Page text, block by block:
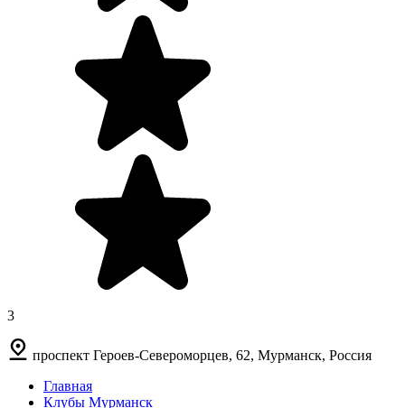
3
проспект Героев-Североморцев, 62, Мурманск, Россия
Главная
Клубы Мурманск